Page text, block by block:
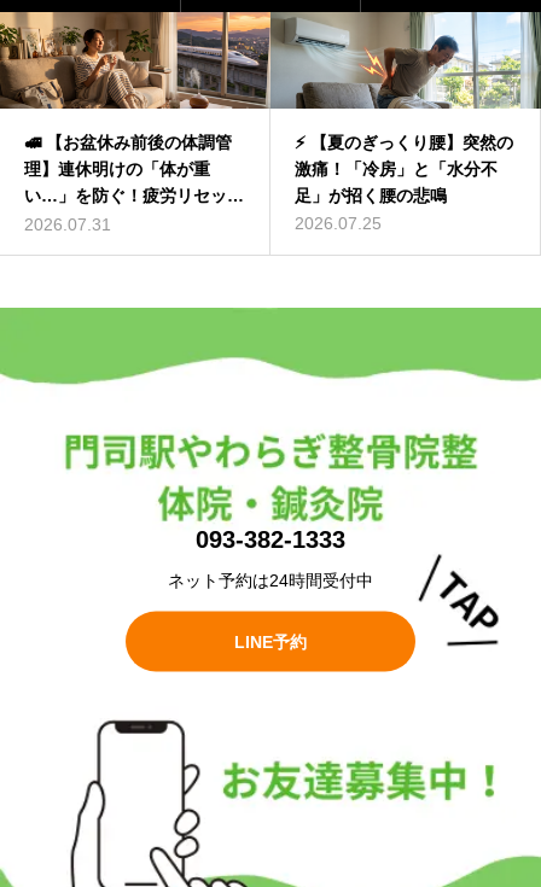
🚅 【お盆休み前後の体調管
理】連休明けの「体が重
い…」を防ぐ！疲労リセット
の極意
2026.07.31
⚡ 【夏のぎっくり腰】突然の
激痛！「冷房」と「水分不
足」が招く腰の悲鳴
2026.07.25
093-382-1333
ネット予約は24時間受付中
LINE予約